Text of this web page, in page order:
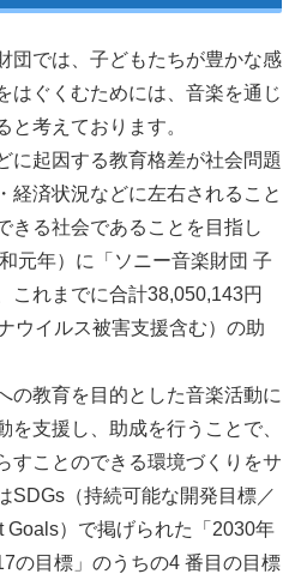
団では、子どもたちが豊かな感
はぐくむためには、音楽を通じ
と考えております。
に起因する教育格差が社会問題
経済状況などに左右されること
きる社会であることを目指し
元年）に「ソニー音楽財団 子
これまでに合計38,050,143円
ウイルス被害支援含む）の助
の教育を目的とした音楽活動に
支援し、助成を行うことで、
すことのできる環境づくりをサ
SDGs（持続可能な開発目標／
Goals）で掲げられた「2030年
の目標」のうちの4 番目の目標